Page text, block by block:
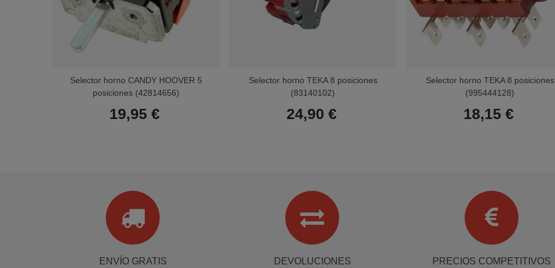
Selector horno CANDY HOOVER 5
posiciones (42814656)
19,95 €
Selector horno TEKA 8 posiciones
(83140102)
24,90 €
Selector horno TEKA 8 posiciones
(995444128)
18,15 €
ENVÍO GRATIS
DEVOLUCIONES
PRECIOS COMPETITIVOS